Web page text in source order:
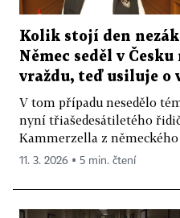
Kolik stojí den
Němec seděl v
vraždu, teď usiluje o
V tom případu nesedělo
nyní třiašedesátiletého
Kammerzella z
11. 3. 2026 ▪ 5 min. čtení